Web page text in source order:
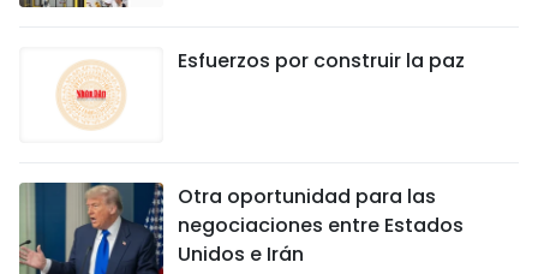
Esfuerzos por construir la paz
Otra oportunidad para las
negociaciones entre Estados
Unidos e Irán